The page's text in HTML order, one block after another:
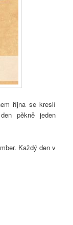
října se kreslí
pěkně jeden
Každý den v